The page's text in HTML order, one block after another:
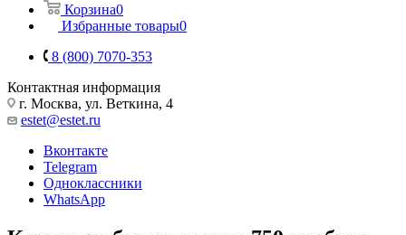
Корзина0
Избранные товары0
8 (800) 7070-353
Контактная информация
г. Москва, ул. Веткина, 4
estet@estet.ru
Вконтакте
Telegram
Одноклассники
WhatsApp